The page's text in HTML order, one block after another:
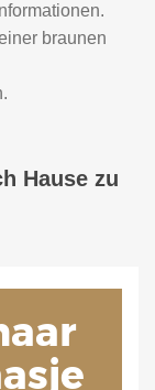
braunen
Hause zu